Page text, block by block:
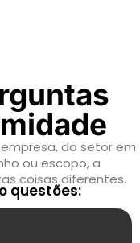
do setor em
ou escopo, a
coisas diferentes.
questões: